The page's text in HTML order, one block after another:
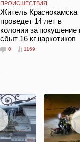
ПРОИСШЕСТВИЯ
Житель Краснокамска
проведет 14 лет в
колонии за покушение
сбыт 16 кг наркотиков
0 1169